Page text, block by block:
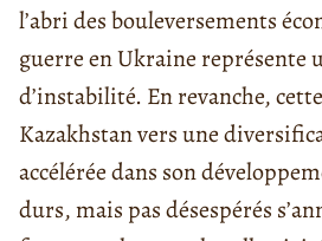
l’abri des bouleversements
guerre en Ukraine représente
d’instabilité. En revanche,
Kazakhstan vers une
accélérée dans son
durs, mais pas désespérés